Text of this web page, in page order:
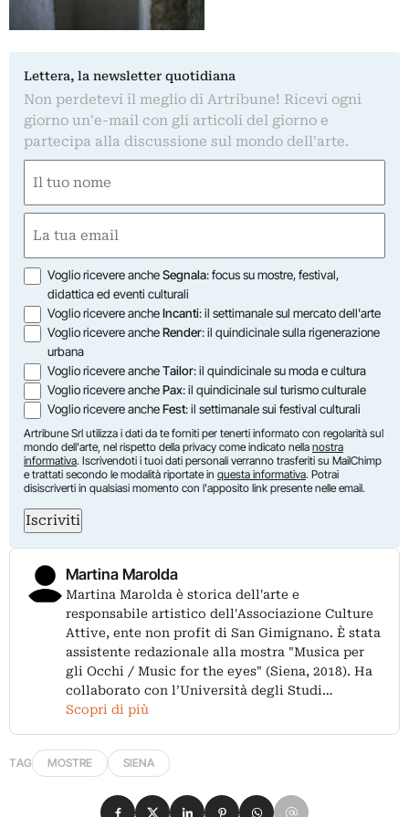
Lettera, la newsletter quotidiana
Non perdetevi il meglio di Artribune! Ricevi ogni
giorno un'e-mail con gli articoli del giorno e
partecipa alla discussione sul mondo dell'arte.
(Obbligatorio)
(Obbligatorio)
Opzioni
Voglio ricevere ancheSegnala: focus su mostre, festival,
didattica ed eventi culturali
Voglio ricevere ancheIncanti: il settimanale sul mercato dell'arte
Voglio ricevere ancheRender: il quindicinale sulla rigenerazione
urbana
Voglio ricevere ancheTailor: il quindicinale su moda e cultura
Voglio ricevere anchePax: il quindicinale sul turismo culturale
Voglio ricevere ancheFest: il settimanale sui festival culturali
Artribune Srl utilizza i dati da te forniti per tenerti informato con regolarità sul
mondo dell'arte, nel rispetto della privacy come indicato nella nostra
informativa. Iscrivendoti i tuoi dati personali verranno trasferiti su MailChimp
e trattati secondo le modalità riportate in questa informativa. Potrai
disiscriverti in qualsiasi momento con l'apposito link presente nelle email.
Iscriviti
Martina Marolda
Martina Marolda è storica dell'arte e
responsabile artistico dell'Associazione Culture
Attive, ente non profit di San Gimignano. È stata
assistente redazionale alla mostra "Musica per
gli Occhi / Music for the eyes" (Siena, 2018). Ha
collaborato con l’Università degli Studi…
Scopri di più
TAG MOSTRE SIENA
Condividi su Facebook
Condividi su X
Condividi su LinkedIn
Condividi su Pinterest
Condividi su WhatsApp
Condividi su Email